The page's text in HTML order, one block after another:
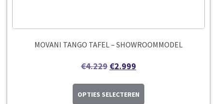
MOVANI TANGO TAFEL – SHOWROOMMODEL
€4.229 €2.999
OPTIES SELECTEREN